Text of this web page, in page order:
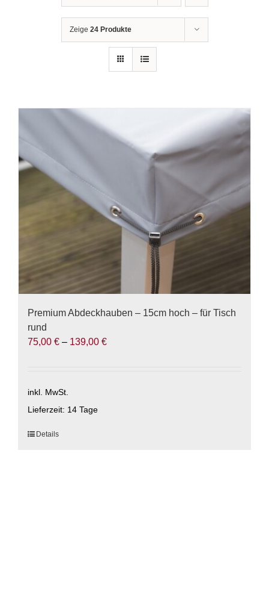
Zeige 24 Produkte
Premium Abdeckhauben – 15cm hoch – für Tisch
rund
75,00 € – 139,00 €
inkl. MwSt.
Lieferzeit: 14 Tage
Dieses
Details